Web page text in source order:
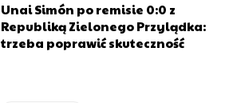
Unai Simón po remisie 0:0 z
Republiką Zielonego Przylądka:
trzeba poprawić skuteczność